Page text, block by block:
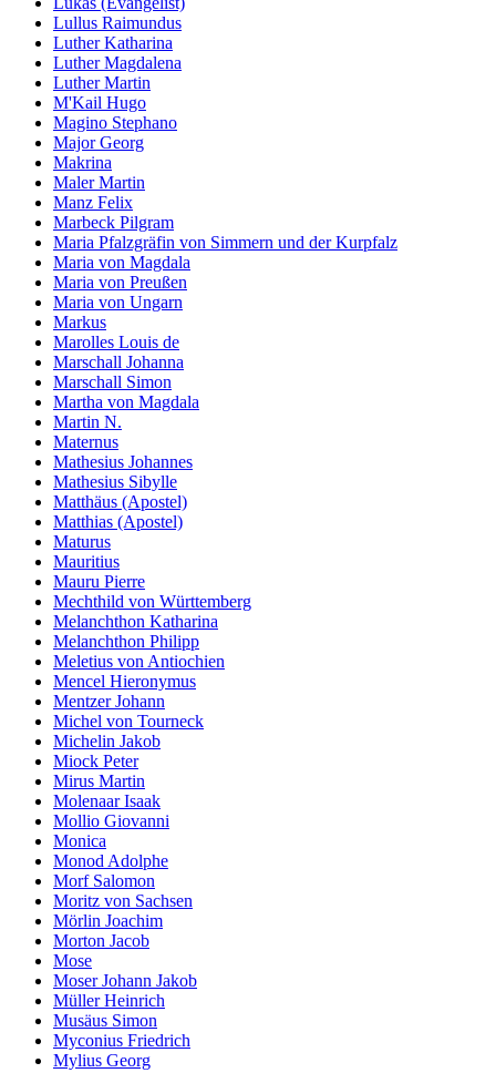
Lullus Raimundus
Luther Katharina
Luther Magdalena
Luther Martin
M'Kail Hugo
Magino Stephano
Major Georg
Makrina
Maler Martin
Manz Felix
Marbeck Pilgram
Maria Pfalzgräfin von Simmern und der Kurpfalz
Maria von Magdala
Maria von Preußen
Maria von Ungarn
Markus
Marolles Louis de
Marschall Johanna
Marschall Simon
Martha von Magdala
Martin N.
Maternus
Mathesius Johannes
Mathesius Sibylle
Matthäus (Apostel)
Matthias (Apostel)
Maturus
Mauritius
Mauru Pierre
Mechthild von Württemberg
Melanchthon Katharina
Melanchthon Philipp
Meletius von Antiochien
Mencel Hieronymus
Mentzer Johann
Michel von Tourneck
Michelin Jakob
Miock Peter
Mirus Martin
Molenaar Isaak
Mollio Giovanni
Monica
Monod Adolphe
Morf Salomon
Moritz von Sachsen
Mörlin Joachim
Morton Jacob
Mose
Moser Johann Jakob
Müller Heinrich
Musäus Simon
Myconius Friedrich
Mylius Georg